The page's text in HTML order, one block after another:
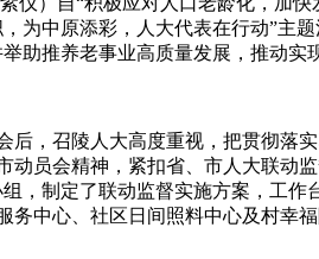
为中原添彩，人大代表在行动”主
助推养老事业高质量发展，推动实
，召陵人大高度重视，把贯彻落
动员会精神，紧扣省、市人大联动
，制定了联动监督实施方案，工
中心、社区日间照料中心及村幸